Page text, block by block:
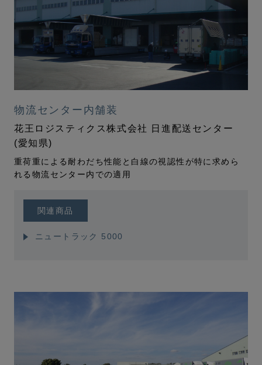
物流センター内舗装
花王ロジスティクス株式会社 日進配送センター
(愛知県)
重荷重による耐わだち性能と白線の視認性が特に求めら
れる物流センター内での適用
関連商品
ニュートラック 5000